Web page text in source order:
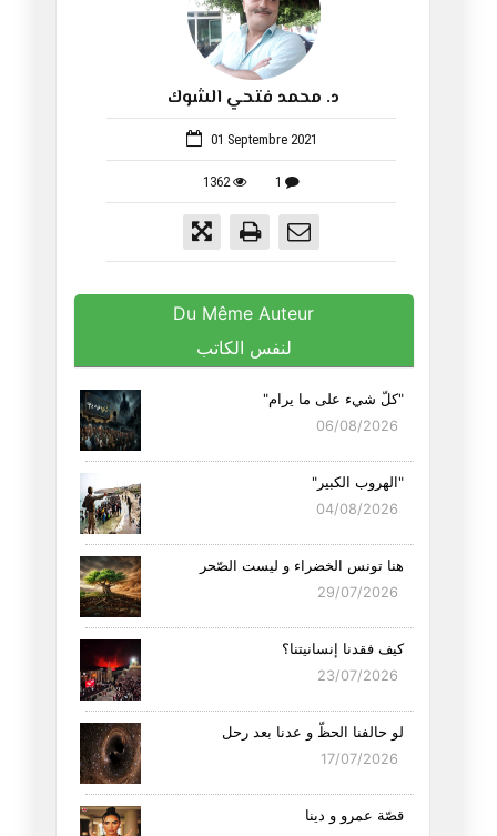
د. محمد فتحي الشوك
01 Septembre 2021
1362 1
Du Même Auteur
لنفس الكاتب
"كلّ شيء على ما يرام"
06/08/2026
"الهروب الكبير"
04/08/2026
هنا تونس الخضراء و ليست الصّحر
29/07/2026
كيف فقدنا إنسانيتنا؟
23/07/2026
لو حالفنا الحظّ و عدنا بعد رحل
17/07/2026
قصّة عمرو و دينا